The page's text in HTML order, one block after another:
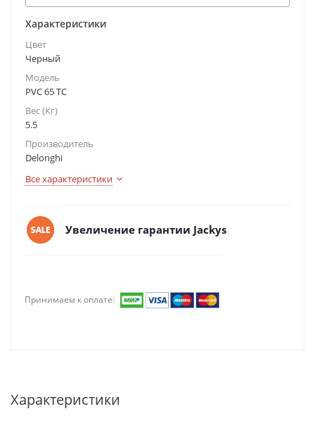
Характеристики
Цвет
Черный
Модель
PVC 65 TC
Вес (Кг)
5.5
Производитель
Delonghi
Все характеристики
Увеличение гарантии Jackys
Принимаем к оплате:
Характеристики